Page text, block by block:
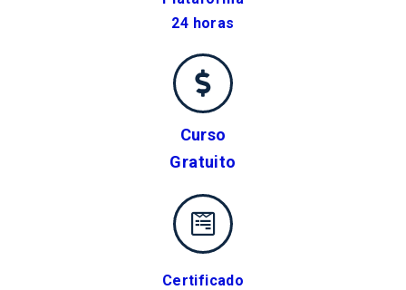
24 horas
Curso
Gratuito
Certificado